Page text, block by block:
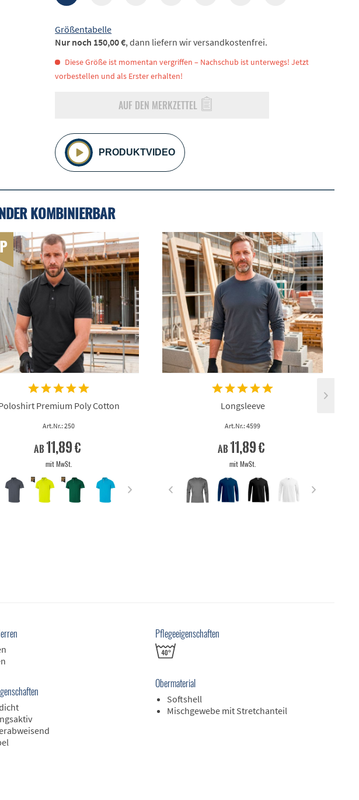
Größentabelle
Diese Größe ist momentan vergriffen – Nachschub ist unterwegs! Jetzt
vorbestellen und als Erster erhalten!
AUF DEN MERKZETTEL
PRODUKTVIDEO
Nur noch 150,00 €, dann liefern wir versandkostenfrei.
KOMBINIERBAR
Premium Poly Cotton
Art.Nr.: 250
ab 11,89 €
mit MwSt.
Longsleeve
Art.Nr.: 4599
ab 11,89 €
mit MwSt.
Pflegeeigenschaften
Obermaterial
Softshell
Mischgewebe mit Stretchanteil